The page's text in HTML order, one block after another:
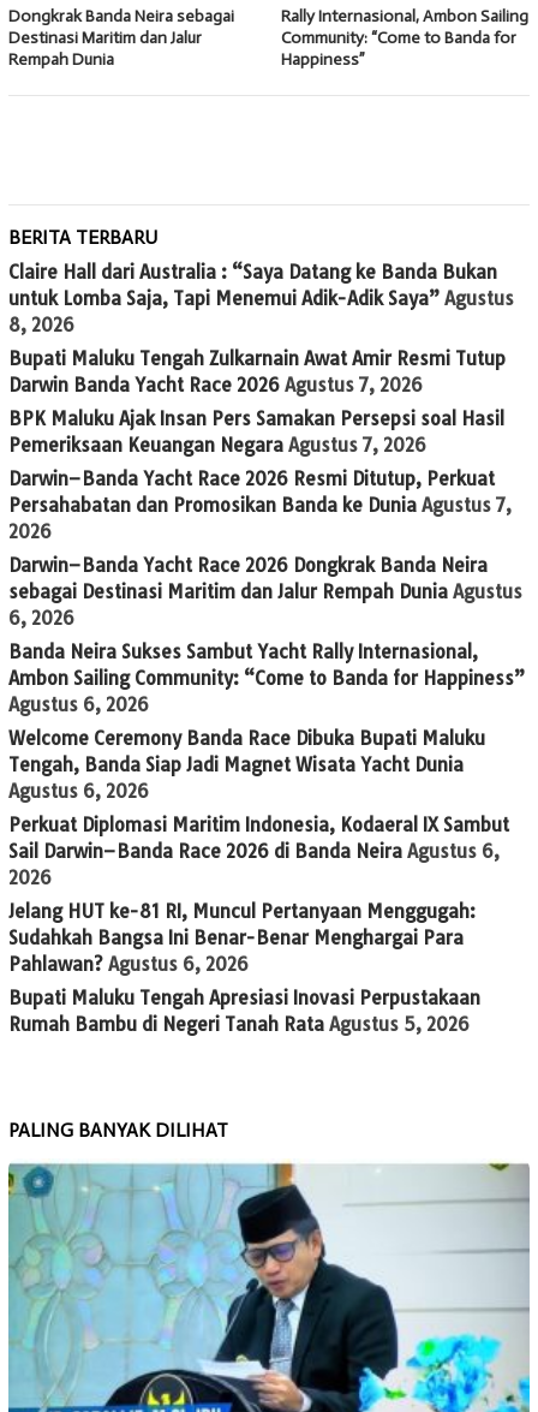
Dongkrak Banda Neira sebagai
Destinasi Maritim dan Jalur
Rempah Dunia
Rally Internasional, Ambon Sailing
Community: “Come to Banda for
Happiness”
BERITA TERBARU
Claire Hall dari Australia : “Saya Datang ke Banda Bukan
untuk Lomba Saja, Tapi Menemui Adik-Adik Saya” Agustus
8, 2026
Bupati Maluku Tengah Zulkarnain Awat Amir Resmi Tutup
Darwin Banda Yacht Race 2026 Agustus 7, 2026
BPK Maluku Ajak Insan Pers Samakan Persepsi soal Hasil
Pemeriksaan Keuangan Negara Agustus 7, 2026
Darwin–Banda Yacht Race 2026 Resmi Ditutup, Perkuat
Persahabatan dan Promosikan Banda ke Dunia Agustus 7,
2026
Darwin–Banda Yacht Race 2026 Dongkrak Banda Neira
sebagai Destinasi Maritim dan Jalur Rempah Dunia Agustus
6, 2026
Banda Neira Sukses Sambut Yacht Rally Internasional,
Ambon Sailing Community: “Come to Banda for Happiness”
Agustus 6, 2026
Welcome Ceremony Banda Race Dibuka Bupati Maluku
Tengah, Banda Siap Jadi Magnet Wisata Yacht Dunia
Agustus 6, 2026
Perkuat Diplomasi Maritim Indonesia, Kodaeral IX Sambut
Sail Darwin–Banda Race 2026 di Banda Neira Agustus 6,
2026
Jelang HUT ke-81 RI, Muncul Pertanyaan Menggugah:
Sudahkah Bangsa Ini Benar-Benar Menghargai Para
Pahlawan? Agustus 6, 2026
Bupati Maluku Tengah Apresiasi Inovasi Perpustakaan
Rumah Bambu di Negeri Tanah Rata Agustus 5, 2026
PALING BANYAK DILIHAT